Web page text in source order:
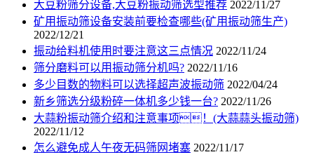
大豆粉筛分设备,大豆粉振动筛选型推荐 2022/11/27
矿用振动筛设备安装前要检查哪些(矿用振动筛生产)
2022/12/21
振动给料机使用时要注意这三点情况 2022/11/24
筛分磨料可以用振动筛分机吗? 2022/11/16
多少目数的物料可以选择超声波振动筛 2022/04/24
新乡筛选分级粉碎一体机多少钱一台? 2022/11/26
大蒜粉振动筛介绍和注意事项！(大蒜蒜头振动筛)
2022/11/12
怎么避免成人午夜无码筛网堵塞 2022/11/17